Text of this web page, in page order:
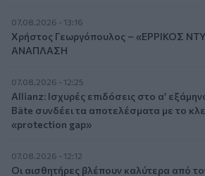
07.08.2026 - 13:16
Χρήστος Γεωργόπουλος – «ΕΡΡΙΚΟΣ
ΑΝΑΠΛΑΣΗ
07.08.2026 - 12:25
Allianz: Ισχυρές επιδόσεις στο α’
Bäte συνδέει τα αποτελέσματα με το
«protection gap»
07.08.2026 - 12:12
Οι αισθητήρες βλέπουν καλύτερα από